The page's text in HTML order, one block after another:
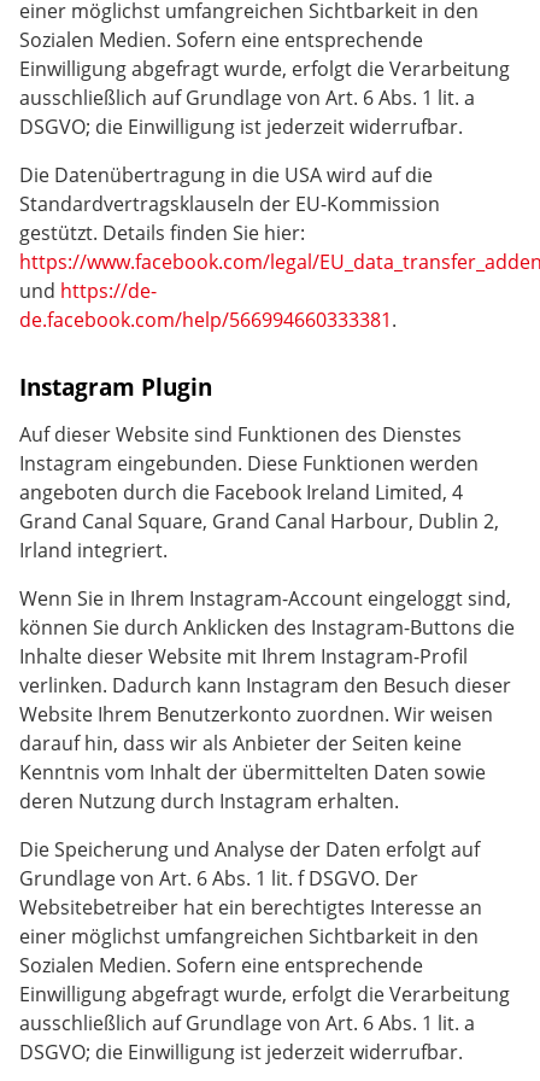
einer möglichst umfangreichen Sichtbarkeit in den
Sozialen Medien. Sofern eine entsprechende
Einwilligung abgefragt wurde, erfolgt die Verarbeitung
ausschließlich auf Grundlage von Art. 6 Abs. 1 lit. a
DSGVO; die Einwilligung ist jederzeit widerrufbar.
Die Datenübertragung in die USA wird auf die
Standardvertragsklauseln der EU-Kommission
gestützt. Details finden Sie hier:
https://www.facebook.com/legal/
und https://de-
de.facebook.com/help/566994660333381.
Instagram Plugin
Auf dieser Website sind Funktionen des Dienstes
Instagram eingebunden. Diese Funktionen werden
angeboten durch die Facebook Ireland Limited, 4
Grand Canal Square, Grand Canal Harbour, Dublin 2,
Irland integriert.
Wenn Sie in Ihrem Instagram-Account eingeloggt sind,
können Sie durch Anklicken des Instagram-Buttons die
Inhalte dieser Website mit Ihrem Instagram-Profil
verlinken. Dadurch kann Instagram den Besuch dieser
Website Ihrem Benutzerkonto zuordnen. Wir weisen
darauf hin, dass wir als Anbieter der Seiten keine
Kenntnis vom Inhalt der übermittelten Daten sowie
deren Nutzung durch Instagram erhalten.
Die Speicherung und Analyse der Daten erfolgt auf
Grundlage von Art. 6 Abs. 1 lit. f DSGVO. Der
Websitebetreiber hat ein berechtigtes Interesse an
einer möglichst umfangreichen Sichtbarkeit in den
Sozialen Medien. Sofern eine entsprechende
Einwilligung abgefragt wurde, erfolgt die Verarbeitung
ausschließlich auf Grundlage von Art. 6 Abs. 1 lit. a
DSGVO; die Einwilligung ist jederzeit widerrufbar.